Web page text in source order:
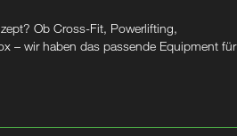
Ob Cross-Fit, Powerlifting,
– wir haben das passende Equipment für